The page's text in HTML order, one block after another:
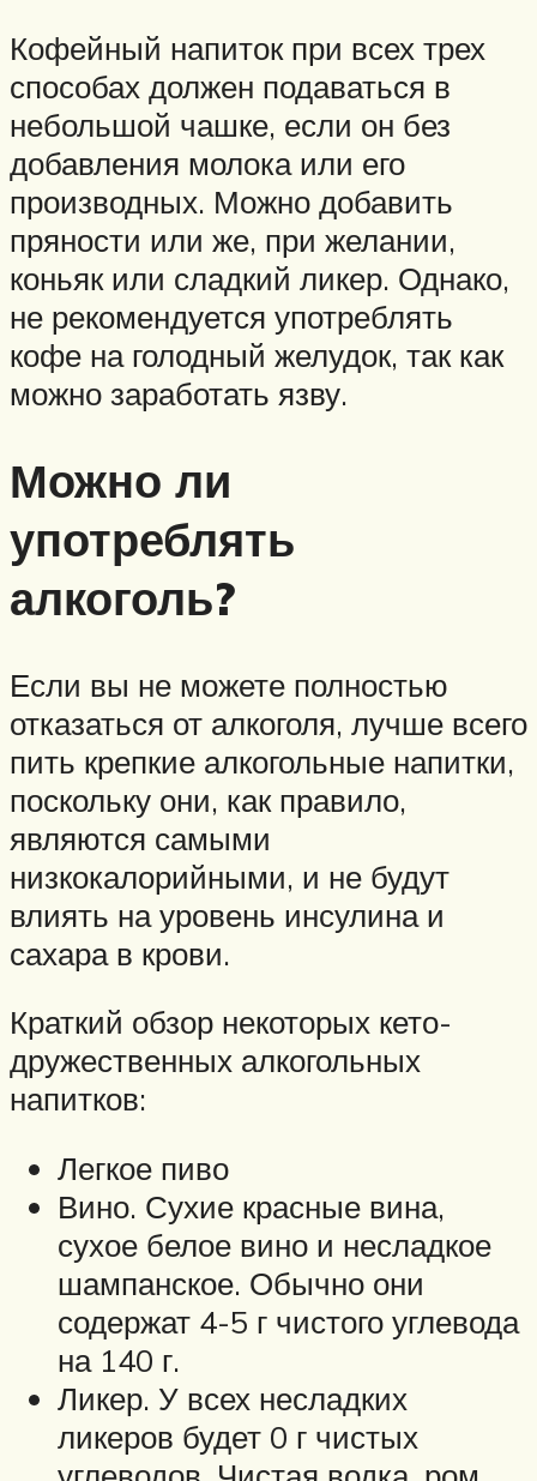
Кофейный напиток при всех трех
способах должен подаваться в
небольшой чашке, если он без
добавления молока или его
производных. Можно добавить
пряности или же, при желании,
коньяк или сладкий ликер. Однако,
не рекомендуется употреблять
кофе на голодный желудок, так как
можно заработать язву.
Можно ли
употреблять
алкоголь?
Если вы не можете полностью
отказаться от алкоголя, лучше всего
пить крепкие алкогольные напитки,
поскольку они, как правило,
являются самыми
низкокалорийными, и не будут
влиять на уровень инсулина и
сахара в крови.
Краткий обзор некоторых кето-
дружественных алкогольных
напитков:
Легкое пиво
Вино. Сухие красные вина,
сухое белое вино и несладкое
шампанское. Обычно они
содержат 4-5 г чистого углевода
на 140 г.
Ликер. У всех несладких
ликеров будет 0 г чистых